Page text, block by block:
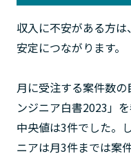
収入に不安がある方
安定につながります。
月に受注する案件数
ンジニア白書2023」
中央値は3件でした。
ニアは月3件までは案